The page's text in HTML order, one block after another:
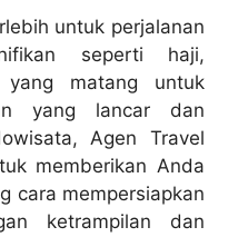
untuk perjalanan
seperti haji,
yang matang untuk
yang lancar dan
Agen Travel
memberikan Anda
cara mempersiapkan
ketrampilan dan